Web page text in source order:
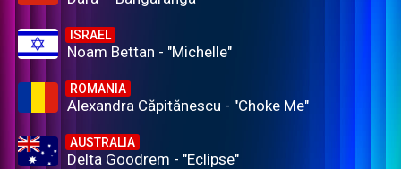
ISRAEL
Noam Bettan - "Michelle"
ROMANIA
Alexandra Căpitănescu - "Choke Me"
AUSTRALIA
Delta Goodrem - "Eclipse"